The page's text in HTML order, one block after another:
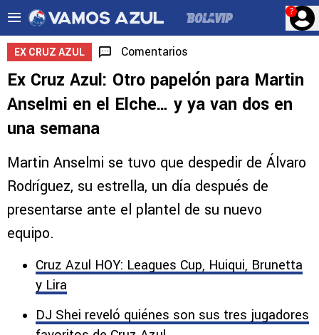
?
EX CRUZ AZUL Comentarios
Ex Cruz Azul: Otro papelón para Martin
Anselmi en el Elche… y ya van dos en
una semana
Martin Anselmi se tuvo que despedir de Álvaro
Rodríguez, su estrella, un día después de
presentarse ante el plantel de su nuevo
equipo.
Cruz Azul HOY: Leagues Cup, Huiqui, Brunetta
y Lira
DJ Shei reveló quiénes son sus tres jugadores